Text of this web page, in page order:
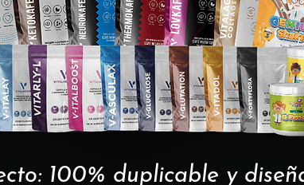
100% duplicable y